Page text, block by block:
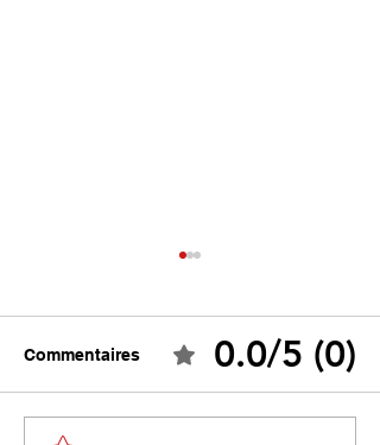
Commentaires 0.0/5 (0)